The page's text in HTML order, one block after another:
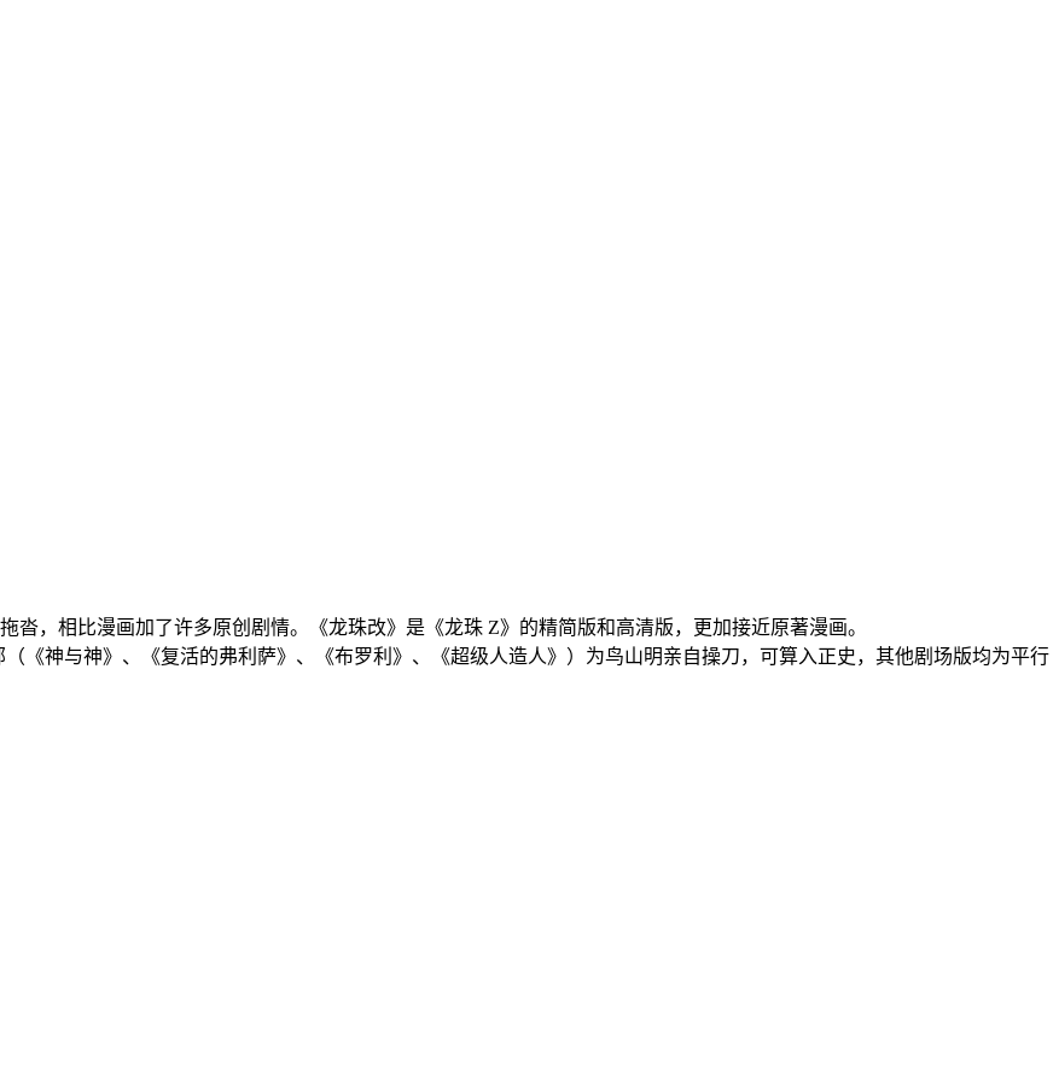
沓，相比漫画加了许多原创剧情。《龙珠改》是《龙珠 Z》的精简版和高清版，更加接近原著漫画。
《神与神》、《复活的弗利萨》、《布罗利》、《超级人造人》）为鸟山明亲自操刀，可算入正史，其他剧场版均为平行